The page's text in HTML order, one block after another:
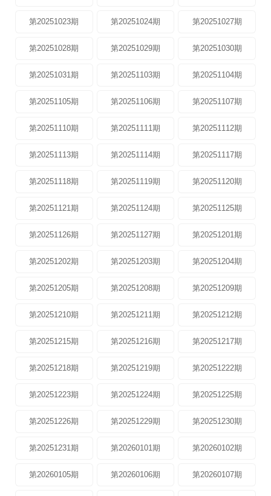
第20251023期 第20251024期 第20251027期
第20251028期 第20251029期 第20251030期
第20251031期 第20251103期 第20251104期
第20251105期 第20251106期 第20251107期
第20251110期 第20251111期 第20251112期
第20251113期 第20251114期 第20251117期
第20251118期 第20251119期 第20251120期
第20251121期 第20251124期 第20251125期
第20251126期 第20251127期 第20251201期
第20251202期 第20251203期 第20251204期
第20251205期 第20251208期 第20251209期
第20251210期 第20251211期 第20251212期
第20251215期 第20251216期 第20251217期
第20251218期 第20251219期 第20251222期
第20251223期 第20251224期 第20251225期
第20251226期 第20251229期 第20251230期
第20251231期 第20260101期 第20260102期
第20260105期 第20260106期 第20260107期